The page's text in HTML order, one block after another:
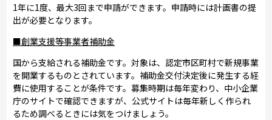
1年に1度、最大3回まで申請ができます。申請時には計画書の提
出が必要となります。
■創業支援等事業者補助金
国から支給される補助金です。対象は、認定市区町村で新規事業
を開業するものとされています。補助金交付決定後に発生する経
費に使用することが条件です。募集時期は毎年変わり、中小企業
庁のサイトで確認できますが、公式サイトは毎年新しく作られ
るため調べるときには気をつけましょう。